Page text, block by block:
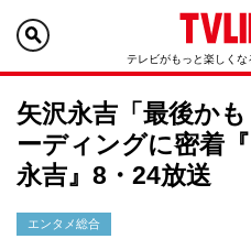
テレビがもっと楽しく
矢沢永吉「最後か
ーディングに密着
永吉』8・24放送
エンタメ総合